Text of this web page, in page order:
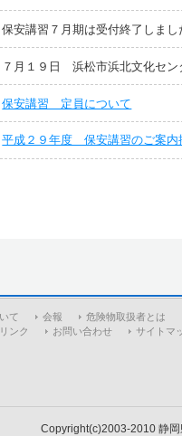
保安講習７月期は受付終了しまし
７月１９日 浜松市浜北文化セ
保安講習 定員について
平成２９年度 保安講習のご案内
て 会報
危険物取扱者とは
リンク お問い合わせ サイトマ
Copyright(c)2003-2010 静